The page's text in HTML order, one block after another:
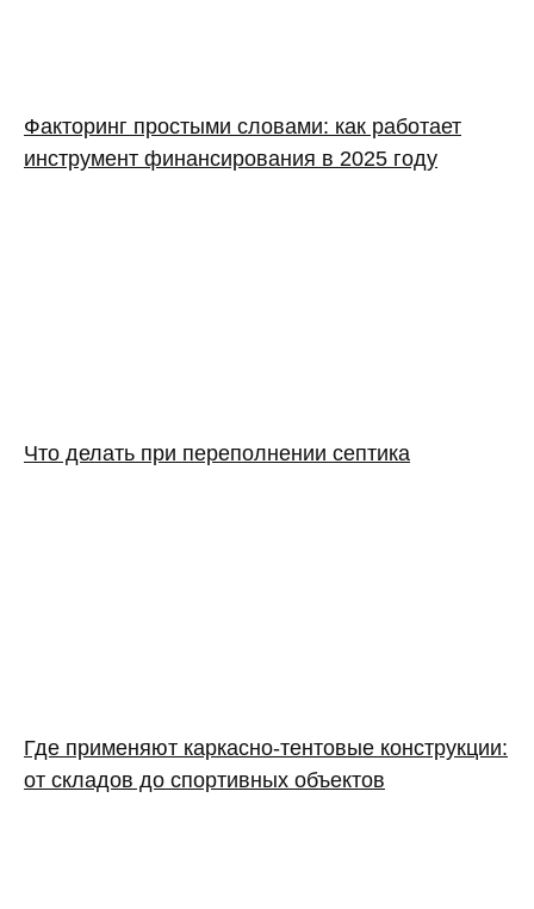
Факторинг простыми словами: как работает
инструмент финансирования в 2025 году
Что делать при переполнении септика
Где применяют каркасно‑тентовые конструкции:
от складов до спортивных объектов